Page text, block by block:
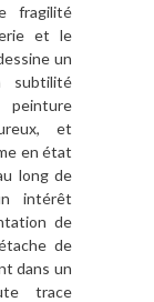
fragilité
et le
un
subtilité
et
en état
long de
intérêt
de
de
dans un
trace